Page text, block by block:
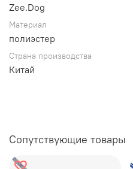
Ошейники из прочного
питомец зацепился
Для длительного срока
Zee.Dog
Материал
полиэстер
Страна производства
Китай
Сопутствующие товары